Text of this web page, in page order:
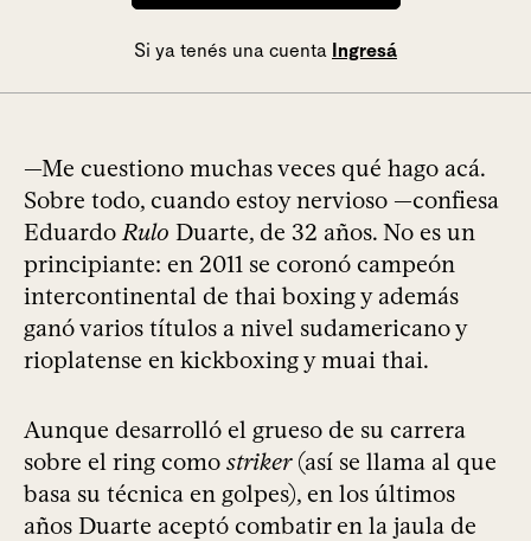
Si ya tenés una cuenta Ingresá
—Me cuestiono muchas veces qué hago acá.
Sobre todo, cuando estoy nervioso —confiesa
Eduardo Rulo Duarte, de 32 años. No es un
principiante: en 2011 se coronó campeón
intercontinental de thai boxing y además
ganó varios títulos a nivel sudamericano y
rioplatense en kickboxing y muai thai.
Aunque desarrolló el grueso de su carrera
sobre el ring como striker(así se llama al que
basa su técnica en golpes), en los últimos
años Duarte aceptó combatir en la jaula de